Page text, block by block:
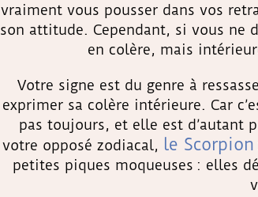
vraiment vous pousser dans vos
son attitude. Cependant, si vous ne
en colère, mais
Votre signe est du genre à
exprimer sa colère intérieure. Car
pas toujours, et elle est d’autant
votre opposé zodiacal, le Scorpion
petites piques moqueuses : elles